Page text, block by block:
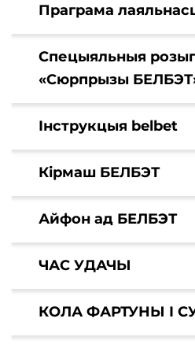
Праграма
Спецыяльныя
«Сюрпрызы
Інструкцыя belbet
Кірмаш БЕЛБЭТ
Айфон ад БЕЛБЭТ
ЧАС УДАЧЫ
КОЛА ФАРТУНЫ І